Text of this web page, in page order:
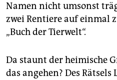
Namen nicht umsonst
zwei Rentiere auf einmal
„Buch der Tierwelt“.
Da staunt der heimische
das angehen? Des